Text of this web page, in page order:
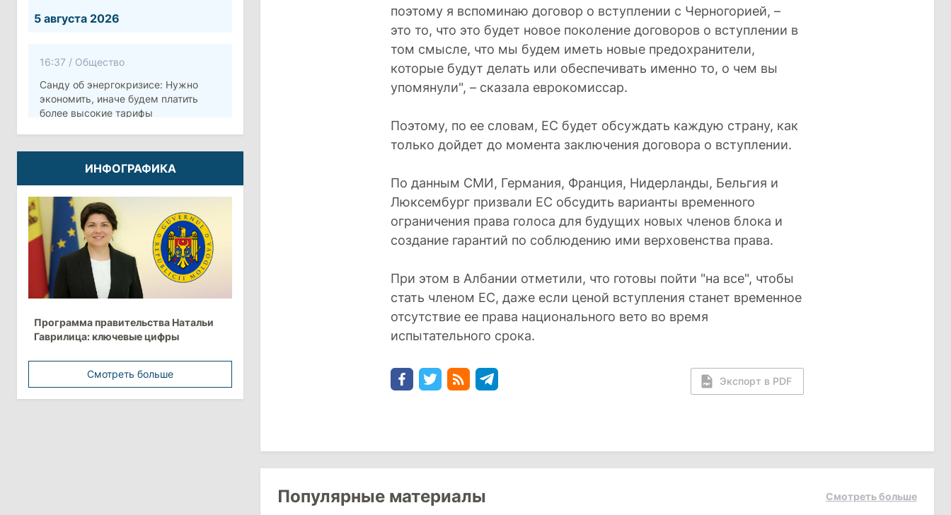
5 августа 2026
16:37 / Общество
Санду об энергокризисе: Нужно
экономить, иначе будем платить
более высокие тарифы
10:12/Безопасность
Молдова готовит программу по
укреплению обороны стоимостью
более 10 млрд леев на ближайшие
пять лет
4 августа 2026
15:15
Экономика
европейских стран с самой низкой
минимальной зарплатой
Политика
Анна Ревенко уходит с поста главы
ИНФОГРАФИКА
Программа правительства Натальи
Гаврилица: ключевые цифры
Смотреть больше
поэтому я вспоминаю договор о вступлении с Черногорией, –
это то, что это будет новое поколение договоров о вступлении в
том смысле, что мы будем иметь новые предохранители,
которые будут делать или обеспечивать именно то, о чем вы
упомянули", – сказала еврокомиссар.
Поэтому, по ее словам, ЕС будет обсуждать каждую страну, как
только дойдет до момента заключения договора о вступлении.
По данным СМИ, Германия, Франция, Нидерланды, Бельгия и
Люксембург призвали ЕС обсудить варианты временного
ограничения права голоса для будущих новых членов блока и
создание гарантий по соблюдению ими верховенства права.
При этом в Албании отметили, что готовы пойти "на все", чтобы
стать членом ЕС, даже если ценой вступления станет временное
отсутствие ее права национального вето во время
испытательного срока.
Экспорт в PDF
Популярные материалы Смотреть больше